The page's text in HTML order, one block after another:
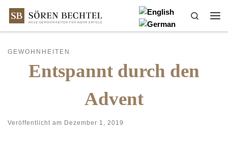
Zum Inhalt springen
Search
GEWOHNHEITEN
Entspannt durch den
Advent
Veröffentlicht am Dezember 1, 2019